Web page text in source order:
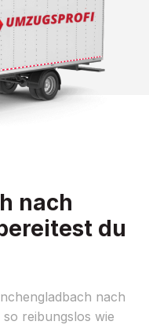
nach
du
nach
reibungslos wie